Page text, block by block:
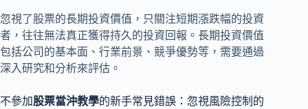
忽視了股票的長期投資價值，只關注短期漲跌幅的投資
者，往往無法真正獲得持久的投資回報。長期投資價值
包括公司的基本面、行業前景、競爭優勢等，需要通過
深入研究和分析來評估。
不參加股票當沖教學的新手常見錯誤：忽視風險控制的